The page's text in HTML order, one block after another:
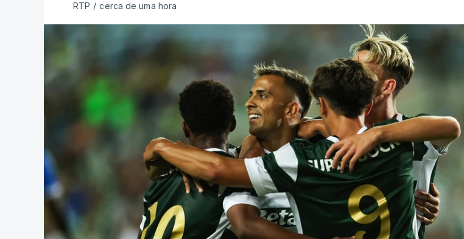
RTP / cerca de uma hora